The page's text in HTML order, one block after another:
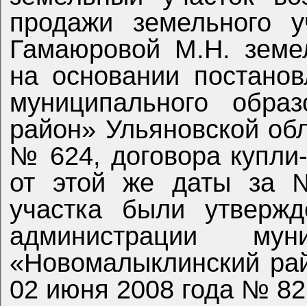
продажи земельного
Гамаюровой М.Н.
на основании
муниципального
район» Ульяновской
№ 624, договора
от этой же даты за
участка были
администрации
«Новомалыклинский
02 июня 2008 года №